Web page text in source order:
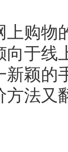
购物
向于线
新颖的
方法又